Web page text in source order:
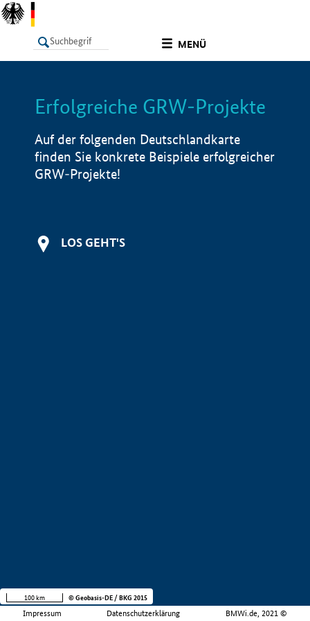
MENÜ
LISTE Info
Erfolgreiche GRW-Projekte
Auf der folgenden Deutschlandkarte
finden Sie konkrete Beispiele erfolgreicher
GRW-Projekte!
LOS GEHT'S
Impressum Datenschutzerklärung BMWi.de, 2021 ©
100 km © Geobasis-DE / BKG 2015